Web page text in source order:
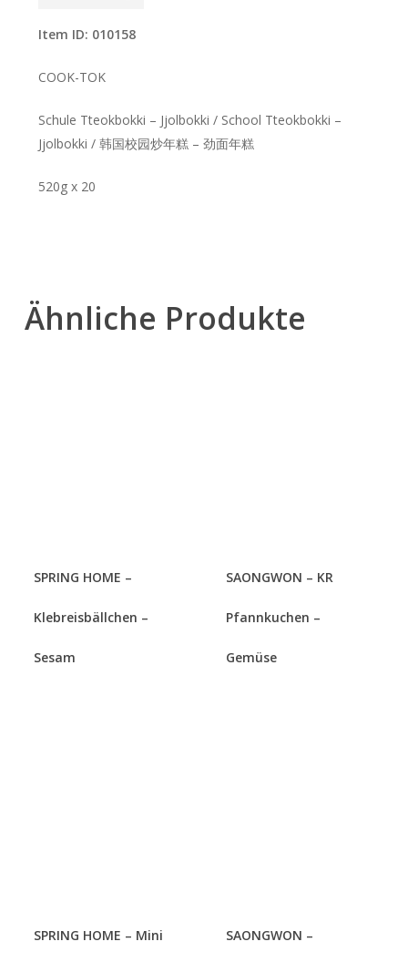
Item ID: 010158
COOK-TOK
Schule Tteokbokki – Jjolbokki / School Tteokbokki –
Jjolbokki / 韩国校园炒年糕 – 劲面年糕
520g x 20
Ähnliche Produkte
SPRING HOME –
Klebreisbällchen –
Sesam
SAONGWON – KR
Pfannkuchen –
Gemüse
SPRING HOME – Mini SAONGWON –